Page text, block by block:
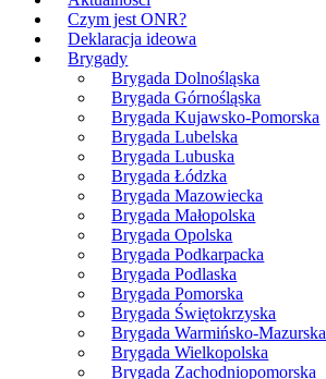
Czym jest ONR?
Deklaracja ideowa
Brygady
Brygada Dolnośląska
Brygada Górnośląska
Brygada Kujawsko-Pomorska
Brygada Lubelska
Brygada Lubuska
Brygada Łódzka
Brygada Mazowiecka
Brygada Małopolska
Brygada Opolska
Brygada Podkarpacka
Brygada Podlaska
Brygada Pomorska
Brygada Świętokrzyska
Brygada Warmińsko-Mazurska
Brygada Wielkopolska
Brygada Zachodniopomorska